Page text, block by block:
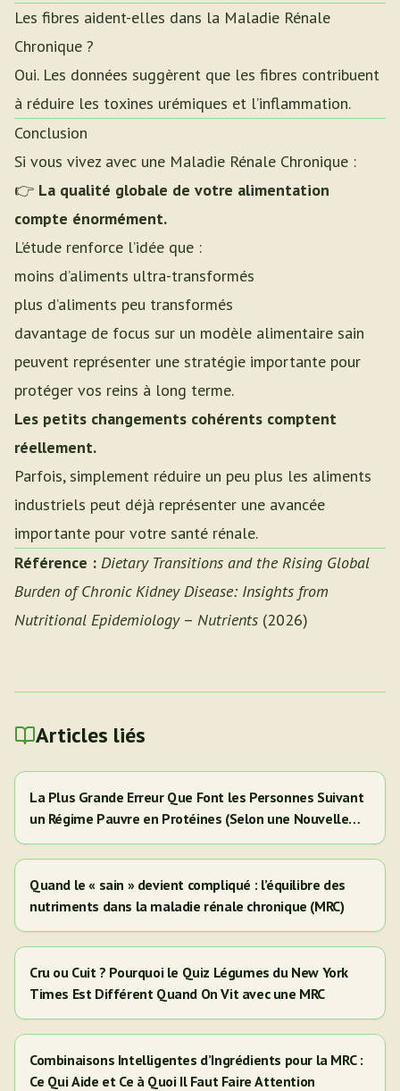
Les fibres aident-elles dans la Maladie Rénale
Chronique ?
Oui. Les données suggèrent que les fibres contribuent
à réduire les toxines urémiques et l’inflammation.
Conclusion
Si vous vivez avec une Maladie Rénale Chronique :
👉 La qualité globale de votre alimentation
compte énormément.
L’étude renforce l’idée que :
moins d’aliments ultra-transformés
plus d’aliments peu transformés
davantage de focus sur un modèle alimentaire sain
peuvent représenter une stratégie importante pour
protéger vos reins à long terme.
Les petits changements cohérents comptent
réellement.
Parfois, simplement réduire un peu plus les aliments
industriels peut déjà représenter une avancée
importante pour votre santé rénale.
Référence : Dietary Transitions and the Rising Global
Burden of Chronic Kidney Disease: Insights from
Nutritional Epidemiology– Nutrients (2026)
Articles liés
La Plus Grande Erreur Que Font les Personnes Suivant
un Régime Pauvre en Protéines (Selon une Nouvelle
Étude)
Quand le « sain » devient compliqué : l’équilibre des
nutriments dans la maladie rénale chronique (MRC)
Cru ou Cuit ? Pourquoi le Quiz Légumes du New York
Times Est Différent Quand On Vit avec une MRC
Combinaisons Intelligentes d’Ingrédients pour la MRC :
Ce Qui Aide et Ce à Quoi Il Faut Faire Attention